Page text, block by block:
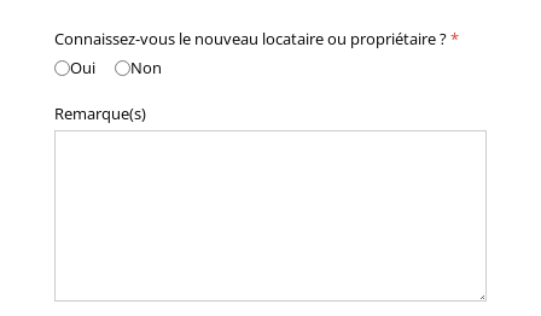
Connaissez-vous le nouveau locataire ou propriétaire ?*
Oui
Non
Remarque(s)